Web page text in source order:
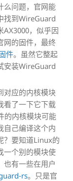
么问题，官网能
找到WireGuard
，似乎因
网的固件，最终
件。虽然它整起
安装WireGuard
对应的内核模块
了一下它下载
的内核模块可能
自己编译这个内
要知道Linux的
一个别的模块使
也有一些在用户
rs。只是官